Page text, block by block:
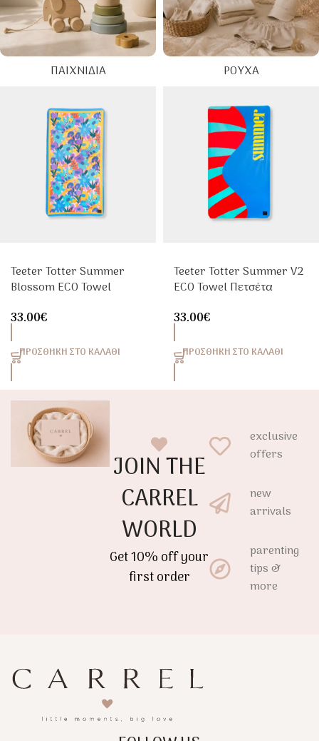
ΠΑΙΧΝΊΔΙΑ ΡΟΎΧΑ
Teeter Totter Summer
Blossom ECO Towel
Dry
33.00€
ΠΡΟΣΘΉΚΗ ΣΤΟ ΚΑΛΆΘΙ
Teeter Totter Summer V2
ECO Towel Πετσέτα
33.00€
ΠΡΟΣΘΉΚΗ ΣΤΟ ΚΑΛΆΘΙ
JOIN THE
CARREL
WORLD
Get 10% off your
first order
exclusive
offers
new
arrivals
parenting
tips &
more